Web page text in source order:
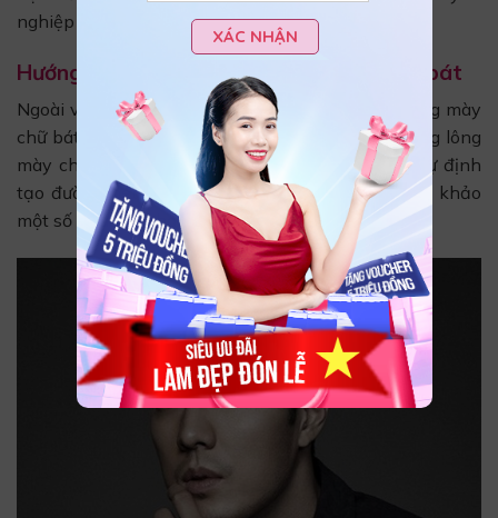
nghiệp và uy tín.
Hướng dẫn cách sửa dáng lông mày chữ bát
Ngoài việc làm rõ các thông tin liên quan đến lông mày
chữ bát, không ít người thắc mắc về việc sửa dáng lông
mày chữ bát hiệu quả và an toàn. Nếu bạn có dự định
tạo đường nét chân mày này, thì hãy cùng tham khảo
một số phương pháp sau:
XÁC NHẬN